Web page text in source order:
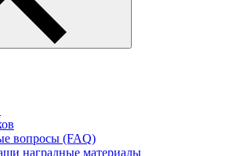
вопросы (FAQ)
наградные материалы